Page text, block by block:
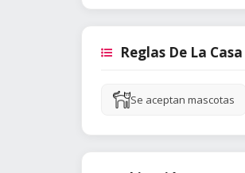
Reglas De La Casa
Se aceptan mascotas